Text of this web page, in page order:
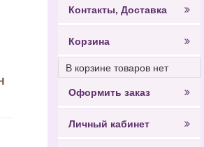
Контакты, Доставка
Корзина
В корзине товаров нет
Оформить заказ
Личный кабинет